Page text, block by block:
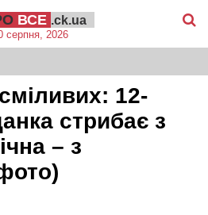
ВСЕ .ck.ua
серпня, 2026
12-
стрибає з
– з